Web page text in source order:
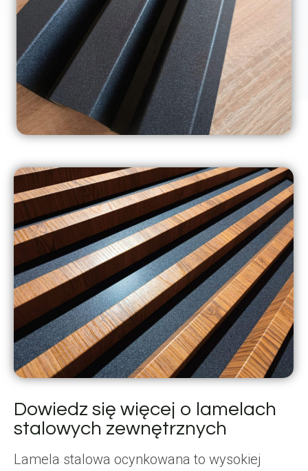
Dowiedz się więcej o lamelach
stalowych zewnętrznych
Lamela stalowa ocynkowana to wysokiej